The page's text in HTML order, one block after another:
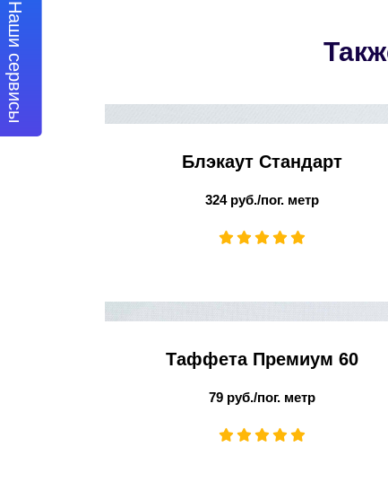
Блэкаут Стандарт
324 руб./пог. метр
Таффета Премиум 60
79 руб./пог. метр
Наши сервисы